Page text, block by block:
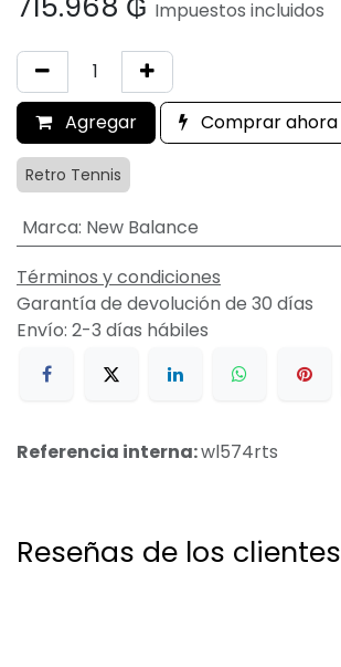
Impuestos incluidos
Agregar Comprar ahora
Retro Tennis
Marca: New Balance
Términos y condiciones
Garantía de devolución de 30 días
Envío: 2-3 días hábiles
Referencia interna:wl574rts
Reseñas de los clientes